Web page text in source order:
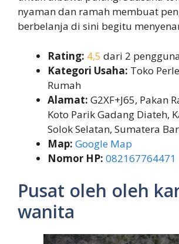
nyaman dan ramah membuat
berbelanja di sini begitu
Rating: 4,5 dari 2
Kategori Usaha: Toko
Rumah
Alamat: G2XF+J65, Pakan
Koto Parik Gadang Diateh,
Solok Selatan, Sumatera
Map: Google Map
Nomor HP: 082167764471
Pusat oleh oleh
wanita